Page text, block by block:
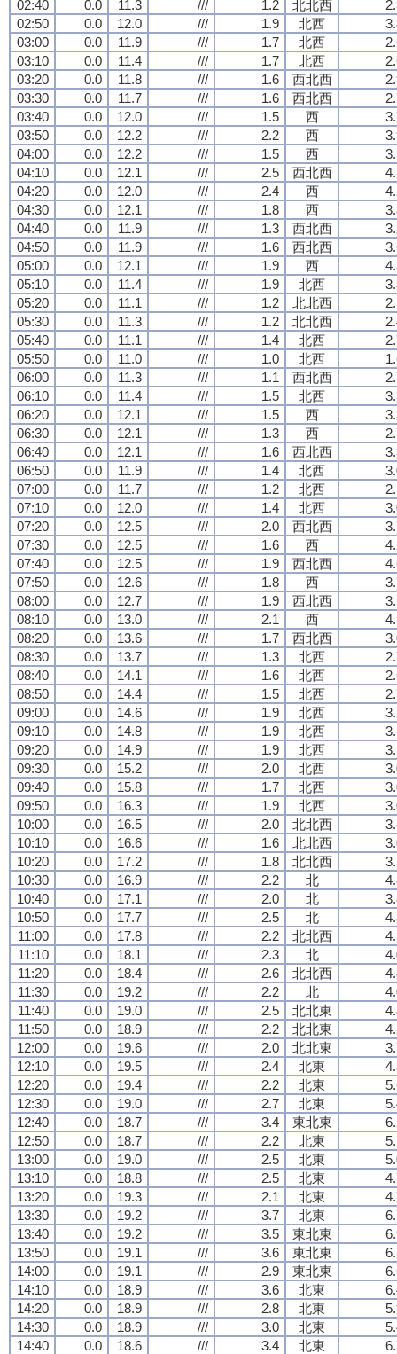
02:40
0.0 11.3 /// 1.2 北北西
02:50
0.0 12.0 /// 1.9 北西
03:00
0.0 11.9 /// 1.7 北西
03:10
0.0 11.4 /// 1.7 北西
03:20
0.0 11.8 /// 1.6 西北西
03:30
0.0 11.7 /// 1.6 西北西
03:40
0.0 12.0 /// 1.5 西
03:50
0.0 12.2 /// 2.2 西
04:00
0.0 12.2 /// 1.5 西
04:10
0.0 12.1 /// 2.5 西北西
04:20
0.0 12.0 /// 2.4 西
04:30
0.0 12.1 /// 1.8 西
04:40
0.0 11.9 /// 1.3 西北西
04:50
0.0 11.9 /// 1.6 西北西
05:00
0.0 12.1 /// 1.9 西
05:10
0.0 11.4 /// 1.9 北西
05:20
0.0 11.1 /// 1.2 北北西
05:30
0.0 11.3 /// 1.2 北北西
05:40
0.0 11.1 /// 1.4 北西
05:50
0.0 11.0 /// 1.0 北西
06:00
0.0 11.3 /// 1.1 西北西
06:10
0.0 11.4 /// 1.5 北西
06:20
0.0 12.1 /// 1.5 西
06:30
0.0 12.1 /// 1.3 西
06:40
0.0 12.1 /// 1.6 西北西
06:50
0.0 11.9 /// 1.4 北西
07:00
0.0 11.7 /// 1.2 北西
07:10
0.0 12.0 /// 1.4 北西
07:20
0.0 12.5 /// 2.0 西北西
07:30
0.0 12.5 /// 1.6 西
07:40
0.0 12.5 /// 1.9 西北西
07:50
0.0 12.6 /// 1.8 西
08:00
0.0 12.7 /// 1.9 西北西
08:10
0.0 13.0 /// 2.1 西
08:20
0.0 13.6 /// 1.7 西北西
08:30
0.0 13.7 /// 1.3 北西
08:40
0.0 14.1 /// 1.6 北西
08:50
0.0 14.4 /// 1.5 北西
09:00
0.0 14.6 /// 1.9 北西
09:10
0.0 14.8 /// 1.9 北西
09:20
0.0 14.9 /// 1.9 北西
09:30
0.0 15.2 /// 2.0 北西
09:40
0.0 15.8 /// 1.7 北西
09:50
0.0 16.3 /// 1.9 北西
10:00
0.0 16.5 /// 2.0 北北西
10:10
0.0 16.6 /// 1.6 北北西
10:20
0.0 17.2 /// 1.8 北北西
10:30
0.0 16.9 /// 2.2 北
10:40
0.0 17.1 /// 2.0 北
10:50
0.0 17.7 /// 2.5 北
11:00
0.0 17.8 /// 2.2 北北西
11:10
0.0 18.1 /// 2.3 北
11:20
0.0 18.4 /// 2.6 北北西
11:30
0.0 19.2 /// 2.2 北
11:40
0.0 19.0 /// 2.5 北北東
11:50
0.0 18.9 /// 2.2 北北東
12:00
0.0 19.6 /// 2.0 北北東
12:10
0.0 19.5 /// 2.4 北東
12:20
0.0 19.4 /// 2.2 北東
12:30
0.0 19.0 /// 2.7 北東
12:40
0.0 18.7 /// 3.4 東北東
12:50
0.0 18.7 /// 2.2 北東
13:00
0.0 19.0 /// 2.5 北東
13:10
0.0 18.8 /// 2.5 北東
13:20
0.0 19.3 /// 2.1 北東
13:30
0.0 19.2 /// 3.7 北東
13:40
0.0 19.2 /// 3.5 東北東
13:50
0.0 19.1 /// 3.6 東北東
14:00
0.0 19.1 /// 2.9 東北東
14:10
0.0 18.9 /// 3.6 北東
14:20
0.0 18.9 /// 2.8 北東
14:30
0.0 18.9 /// 3.0 北東
14:40
0.0 18.6 /// 3.4 北東